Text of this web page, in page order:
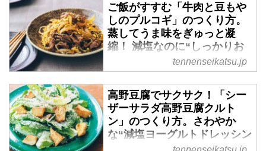
ご飯がすすむ「牛肉と豆もや
しのプルコギ」のつくり方。
蒸してうま味をぎゅっと凝
縮！ 減塩なのに“しっかりお
いしい”2つの調理ポイント／
料理研究家・藤井恵さん - 天
然生活web
tennenseikatsu.jp
高野豆腐でサクサク！「シー
ザーサラダ高野豆腐クルト
ン」のつくり方。さわやか
な“減塩ヨーグルトドレッシン
グ”と合わせて満足度アップ／